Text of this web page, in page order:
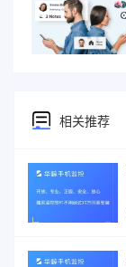
相关推荐